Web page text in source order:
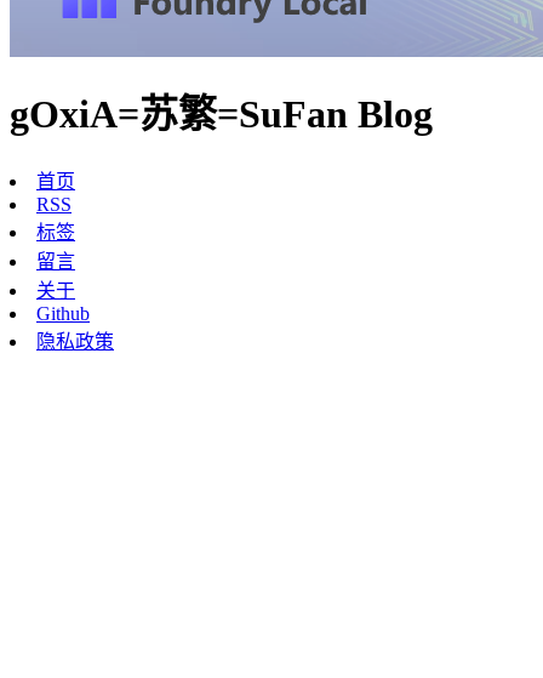
gOxiA=苏繁=SuFan Blog
首页
RSS
标签
留言
关于
Github
隐私政策